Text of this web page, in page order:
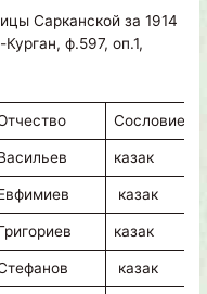
Сарканской за 1914
ф.597, оп.1,
Сословие
казак
казак
казак
казак